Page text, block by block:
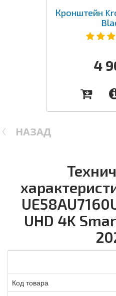
НАЗАД
Кронштейн
4
UHD 4K
Код товара